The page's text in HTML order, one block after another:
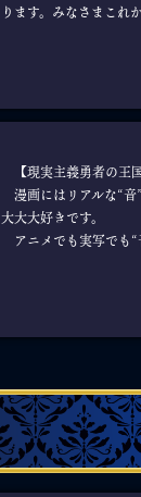
ります。みなさまこれ
【現実主義勇者の王
漫画にはリアルな“
大大大好きです。
アニメでも実写でも